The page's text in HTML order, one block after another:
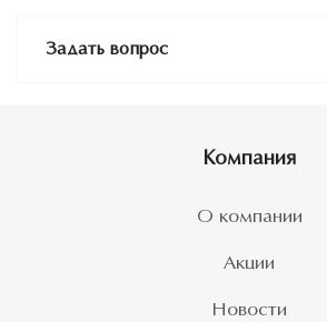
Задать вопрос
Компания
О компании
Акции
Новости